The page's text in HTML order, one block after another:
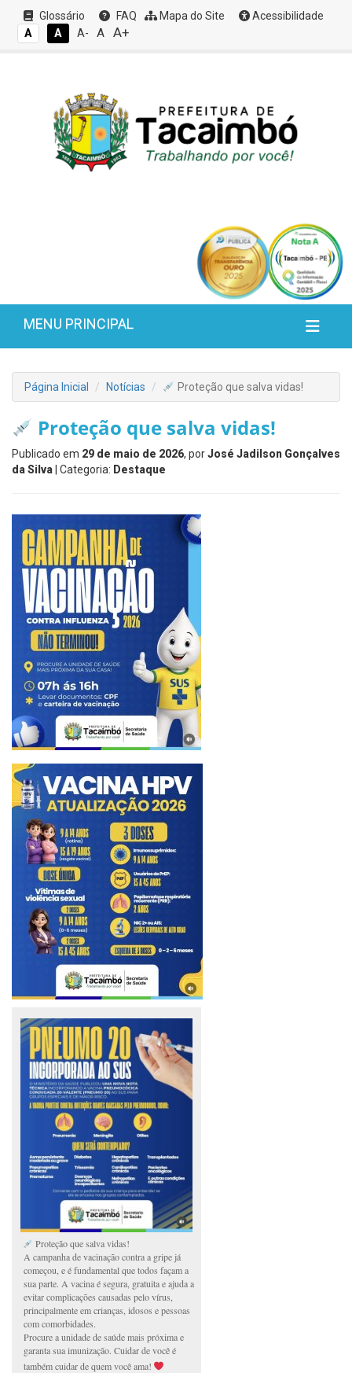
Glossário FAQ Mapa do Site
Acessibilidade
A
A A- A A+
MENU PRINCIPAL
Página Inicial Notícias Proteção que salva vidas!
Proteção que salva vidas!
Publicado em 29 de maio de 2026, porJosé Jadilson Gonçalves
da Silva | Categoria: Destaque
Proteção que salva vidas!
A campanha de vacinação contra a gripe já
começou, e é fundamental que todos façam a
sua parte. A vacina é segura, gratuita e ajuda a
evitar complicações causadas pelo vírus,
principalmente em crianças, idosos e pessoas
com comorbidades.
Procure a unidade de saúde mais próxima e
garanta sua imunização. Cuidar de você é
também cuidar de quem você ama!